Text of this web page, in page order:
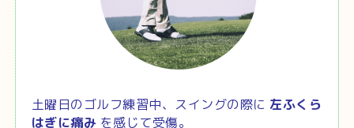
土曜日のゴルフ練習中、スイングの際に 左ふくら
はぎに痛み を感じて受傷。